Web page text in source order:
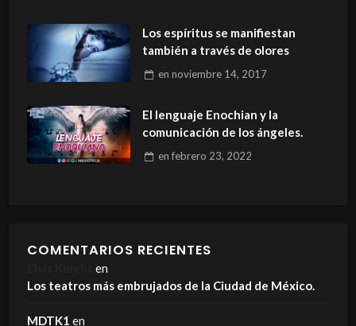
Los espíritus se manifiestan
también a través de olores
en noviembre 14, 2017
El lenguaje Enochian y la
comunicación de los ángeles.
en febrero 23, 2022
COMENTARIOS RECIENTES
en
Los teatros más embrujados de la Ciudad de México.
MDTK1 en